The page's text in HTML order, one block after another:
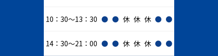
10：30～13：30 ● ● 休 休 休 ● ●
14：30～21：00 ● ● 休 休 休 ● ●